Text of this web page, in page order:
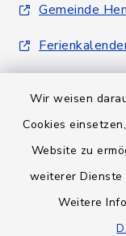
Wir weisen
Cookies
Website zu
weiterer
Weitere
Gemeinde